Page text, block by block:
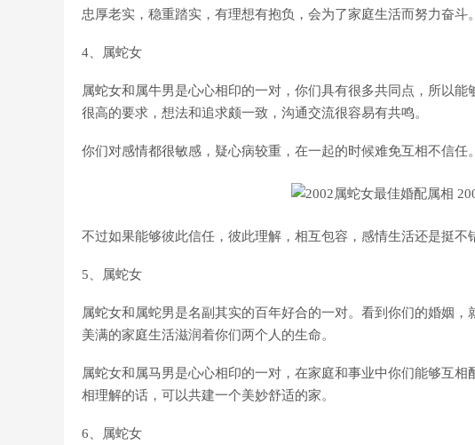
忠厚老实，稳重踏实，有理想有抱负，会为了家庭生活而努力奋斗。
4、属蛇女
属蛇女和属牛男是心心相印的一对，你们具有很多共同点，所以
很高的要求，想法和追求颇一致，沟通交流很容易有共鸣。
你们对感情都很敏感，疑心病较重，在一起的时候难免互相不信任。
不过如果能够彼此信任，彼此理解，相互包容，感情生活还是挺不
5、属蛇女
属蛇女和属蛇男是名副其实的百年好合的一对。看到你们的婚姻，
美满的家庭生活滋润着你们两个人的生命。
属蛇女和属马男是心心相印的一对，在家庭和事业中你们能够互
相理解的话，可以共建一个美妙舒适的家。
6、属蛇女